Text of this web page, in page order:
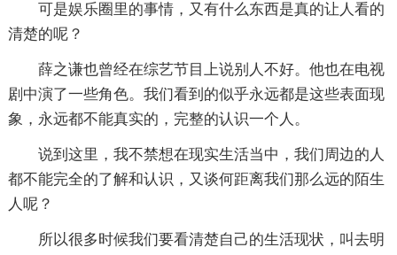
可是娱乐圈里的事情，又有什么东西是真的让人看的
清楚的呢？
薛之谦也曾经在综艺节目上说别人不好。他也在电视
剧中演了一些角色。我们看到的似乎永远都是这些表面现
象，永远都不能真实的，完整的认识一个人。
说到这里，我不禁想在现实生活当中，我们周边的人
都不能完全的了解和认识，又谈何距离我们那么远的陌生
人呢？
所以很多时候我们要看清楚自己的生活现状，叫去明